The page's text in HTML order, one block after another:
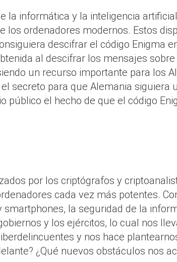
la informática y la inteligencia
los ordenadores modernos. Estos
descifrar el código Enigma
al descifrar los mensajes sobre
un recurso importante para los
secreto para que Alemania siguiera
público el hecho de que el código
por los criptógrafos y
cada vez más potentes.
la seguridad de la
y los ejércitos, lo cual nos
y nos hace
¿Qué nuevos obstáculos nos